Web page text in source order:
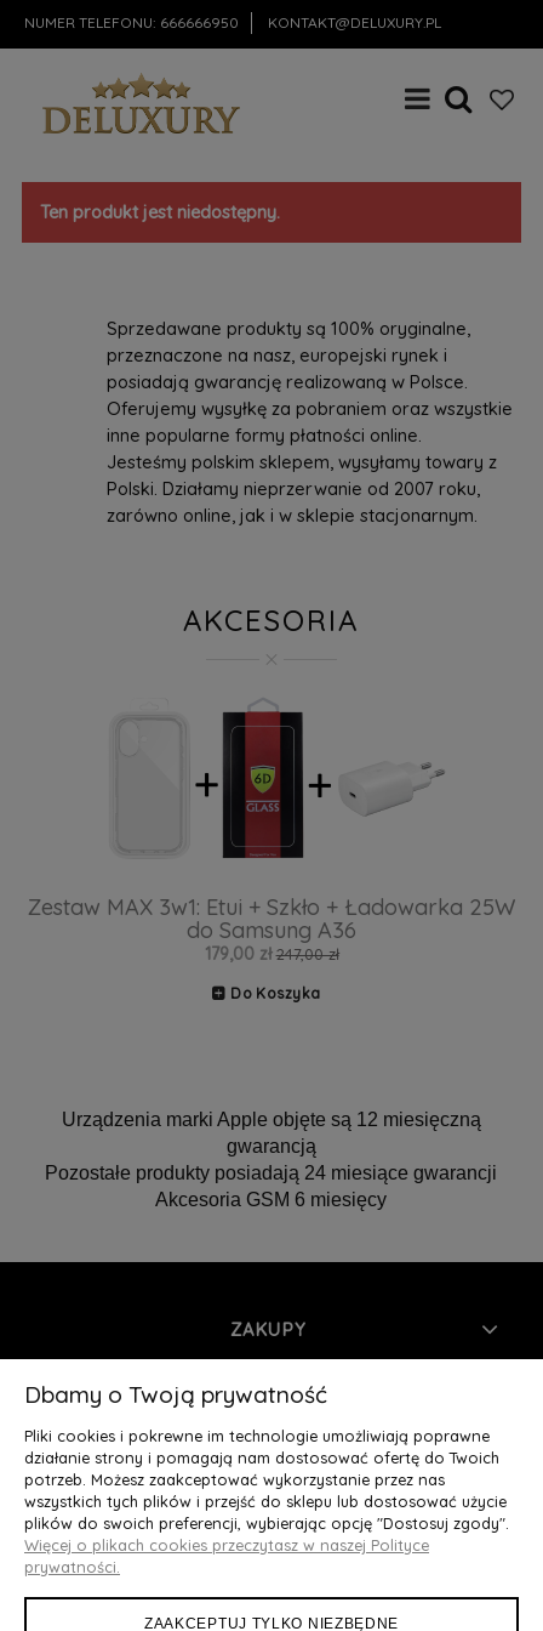
NUMER TELEFONU: 666666950 KONTAKT@DELUXURY.PL
Ten produkt jest niedostępny.
Sprzedawane produkty są 100% oryginalne,
przeznaczone na nasz, europejski rynek i
posiadają gwarancję realizowaną w Polsce.
Oferujemy wysyłkę za pobraniem oraz wszystkie
inne popularne formy płatności online.
Jesteśmy polskim sklepem, wysyłamy towary z
Polski. Działamy nieprzerwanie od 2007 roku,
zarówno online, jak i w sklepie stacjonarnym.
AKCESORIA
Zestaw MAX 3w1: Etui + Szkło + Ładowarka 25W
do Samsung A36
179,00 zł 247,00 zł
Do Koszyka
Urządzenia marki Apple objęte są 12 miesięczną
gwarancją
Pozostałe produkty posiadają 24 miesiące gwarancji
Akcesoria GSM 6 miesięcy
ZAKUPY
INFORMACJE
MOJE KONTO
O NAS
Deluxury.pl
Dbamy o Twoją prywatność
Pliki cookies i pokrewne im technologie umożliwiają poprawne
działanie strony i pomagają nam dostosować ofertę do Twoich
potrzeb. Możesz zaakceptować wykorzystanie przez nas
wszystkich tych plików i przejść do sklepu lub dostosować użycie
plików do swoich preferencji, wybierając opcję "Dostosuj zgody".
Więcej o plikach cookies przeczytasz w naszej Polityce
prywatności.
ZAAKCEPTUJ TYLKO NIEZBĘDNE